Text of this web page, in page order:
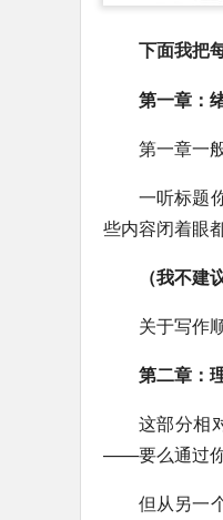
下面我把
第一章：
第一章一
一听标题
些内容闭着眼
（我不
关于写作
第二章：
这部分相
——要么通过你
但从另一